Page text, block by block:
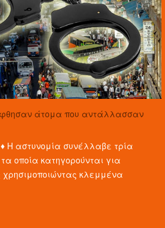
άτομα που αντάλλασσαν
Η αστυνομία συνέλλαβε τρία
οποία κατηγορούνται για
κλεμμένα